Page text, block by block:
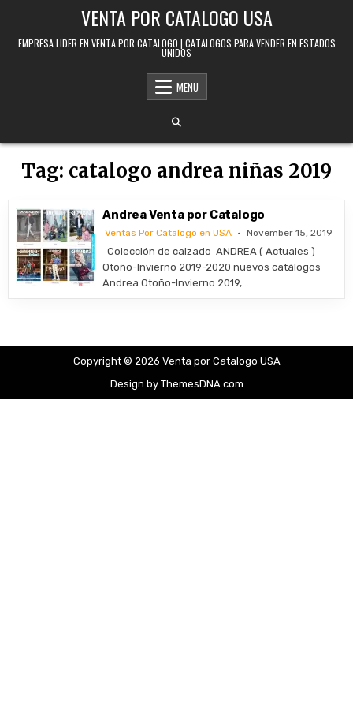
VENTA POR CATALOGO USA
EMPRESA LIDER EN VENTA POR CATALOGO | CATALOGOS PARA VENDER EN ESTADOS
UNIDOS
MENU
Tag: catalogo andrea niñas 2019
Andrea Venta por Catalogo
Ventas Por Catalogo en USA November 15, 2019
Colección de calzado ANDREA ( Actuales )
Otoño-Invierno 2019-2020 nuevos catálogos
Andrea Otoño-Invierno 2019,…
Copyright © 2026 Venta por Catalogo USA
Design by ThemesDNA.com